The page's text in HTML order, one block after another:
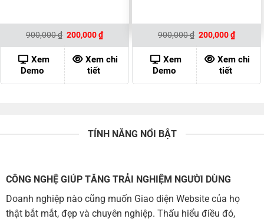
900,000₫ Giá
là:
900,000 ₫.
200,000₫Giá
hiện
tại
là:
200,000 ₫.
Xem
Demo
Xem chi
tiết
900,000₫ Giá
là:
900,000 ₫.
200,000₫Giá
hiện
tại
là:
Xem
Demo
Xem chi
tiết
TÍNH NĂNG NỔI BẬT
CÔNG NGHỆ GIÚP TĂNG TRẢI NGHIỆM NGƯỜI DÙNG
Doanh nghiệp nào cũng muốn Giao diện Website của họ
thật bắt mắt, đẹp và chuyên nghiệp. Thấu hiểu điều đó,